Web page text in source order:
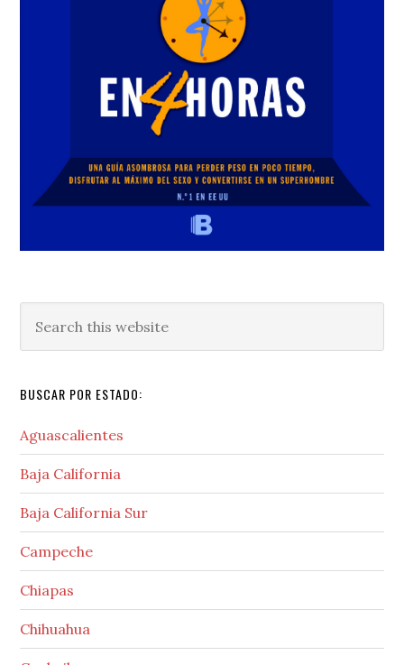
this
BUSCAR POR ESTADO:
Aguascalientes
Baja California
Baja California Sur
Campeche
Chiapas
Chihuahua